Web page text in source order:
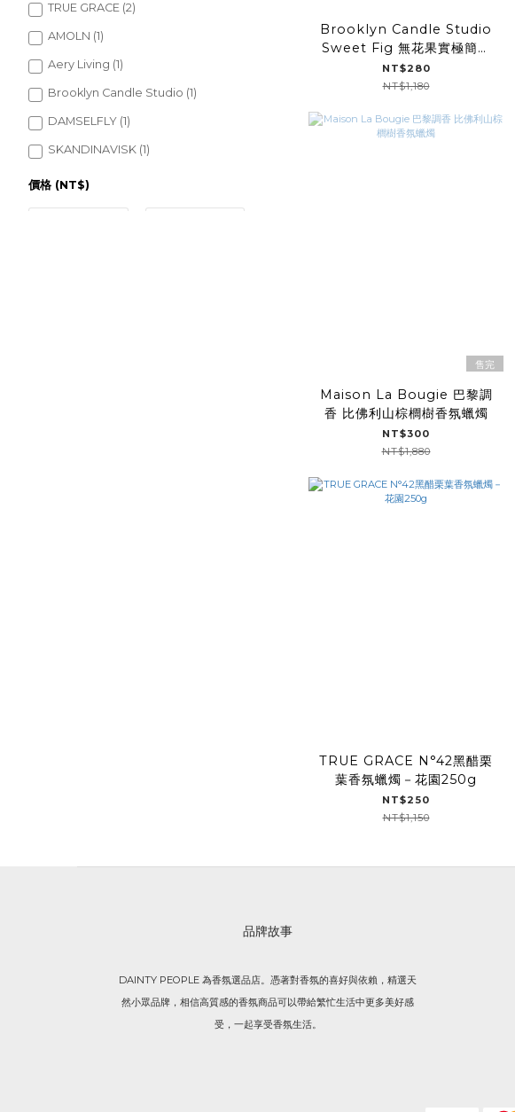
TRUE GRACE (2)
AMOLN (1)
Aery Living (1)
Brooklyn Candle Studio (1)
DAMSELFLY (1)
SKANDINAVISK (1)
價格 (NT$)
Brooklyn Candle Studio
Sweet Fig 無花果實極簡香
氛蠟燭
NT$280
NT$1,180
售完
Maison La Bougie 巴黎調
香 比佛利山棕櫚樹香氛蠟燭
NT$300
NT$1,880
TRUE GRACE N°42黑醋栗
葉香氛蠟燭－花園250g
NT$250
NT$1,150
品牌故事
DAINTY PEOPLE 為香氛選品店。憑著對香氛的喜好與依賴，精選天
然小眾品牌，相信高質感的香氛商品可以帶給繁忙生活中更多美好感
受，一起享受香氛生活。